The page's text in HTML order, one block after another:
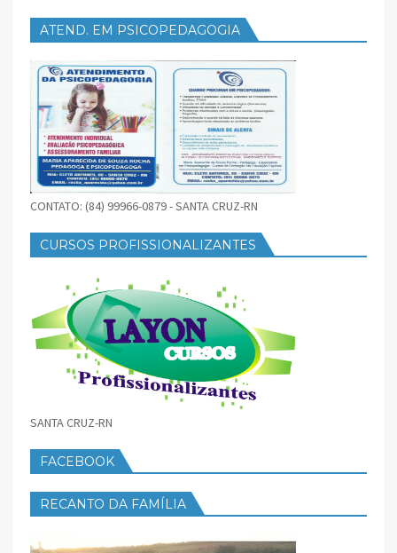
ATEND. EM PSICOPEDAGOGIA
CONTATO: (84) 99966-0879 - SANTA CRUZ-RN
CURSOS PROFISSIONALIZANTES
SANTA CRUZ-RN
FACEBOOK
RECANTO DA FAMÍLIA